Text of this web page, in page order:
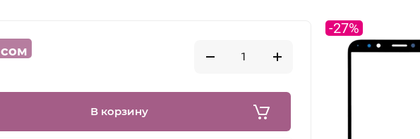
сом
В корзину
-27%